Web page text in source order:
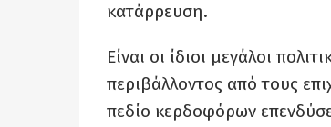
κατάρρευση.
Είναι οι ίδιοι μεγάλοι
περιβάλλοντος από τους
πεδίο κερδοφόρων